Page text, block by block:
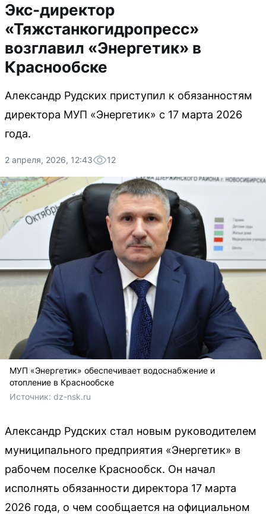
Экс-директор
«Тяжстанкогидропресс»
возглавил «Энергетик» в
Краснообске
Александр Рудских приступил к обязанностям
директора МУП «Энергетик» с 17 марта 2026
года.
2 апреля, 2026, 12:43 12
МУП «Энергетик» обеспечивает водоснабжение и
отопление в Краснообске
Источник: dz-nsk.ru
Александр Рудских стал новым руководителем
муниципального предприятия «Энергетик» в
рабочем поселке Краснообск. Он начал
исполнять обязанности директора 17 марта
2026 года, о чем сообщается на официальном